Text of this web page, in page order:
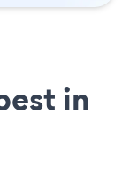
in